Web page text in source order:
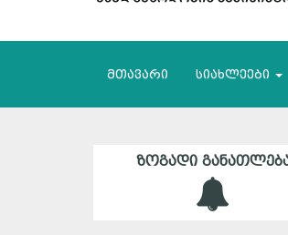
მთავარი სიახლეები
ᲖᲝᲒᲐᲓᲘ